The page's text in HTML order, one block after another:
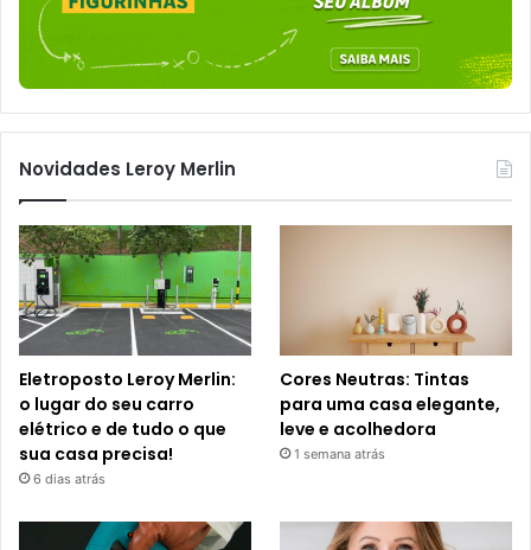
Novidades Leroy Merlin
Eletroposto Leroy Merlin:
o lugar do seu carro
elétrico e de tudo o que
sua casa precisa!
6 dias atrás
Cores Neutras: Tintas
para uma casa elegante,
leve e acolhedora
1 semana atrás